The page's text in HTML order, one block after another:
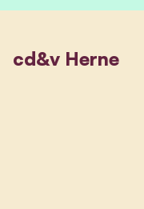
cd&v Herne